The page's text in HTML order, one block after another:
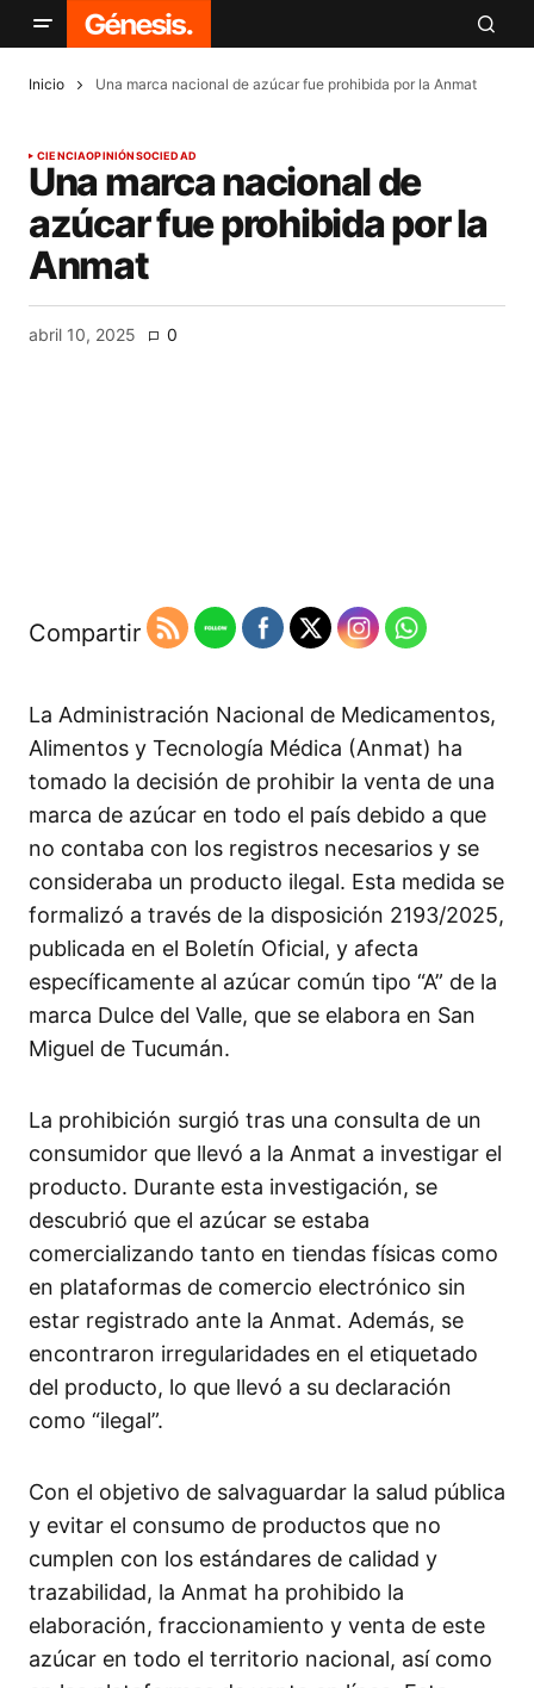
Inicio Una marca nacional de azúcar fue prohibida por la Anmat
CIENCIAOPINIÓNSOCIEDAD
Una marca nacional de
azúcar fue prohibida por la
Anmat
abril 10, 2025 0
Compartir
La Administración Nacional de Medicamentos,
Alimentos y Tecnología Médica (Anmat) ha
tomado la decisión de prohibir la venta de una
marca de azúcar en todo el país debido a que
no contaba con los registros necesarios y se
consideraba un producto ilegal. Esta medida se
formalizó a través de la disposición 2193/2025,
publicada en el Boletín Oficial, y afecta
específicamente al azúcar común tipo “A” de la
marca Dulce del Valle, que se elabora en San
Miguel de Tucumán.
La prohibición surgió tras una consulta de un
consumidor que llevó a la Anmat a investigar el
producto. Durante esta investigación, se
descubrió que el azúcar se estaba
comercializando tanto en tiendas físicas como
en plataformas de comercio electrónico sin
estar registrado ante la Anmat. Además, se
encontraron irregularidades en el etiquetado
del producto, lo que llevó a su declaración
como “ilegal”.
Con el objetivo de salvaguardar la salud pública
y evitar el consumo de productos que no
cumplen con los estándares de calidad y
trazabilidad, la Anmat ha prohibido la
elaboración, fraccionamiento y venta de este
azúcar en todo el territorio nacional, así como